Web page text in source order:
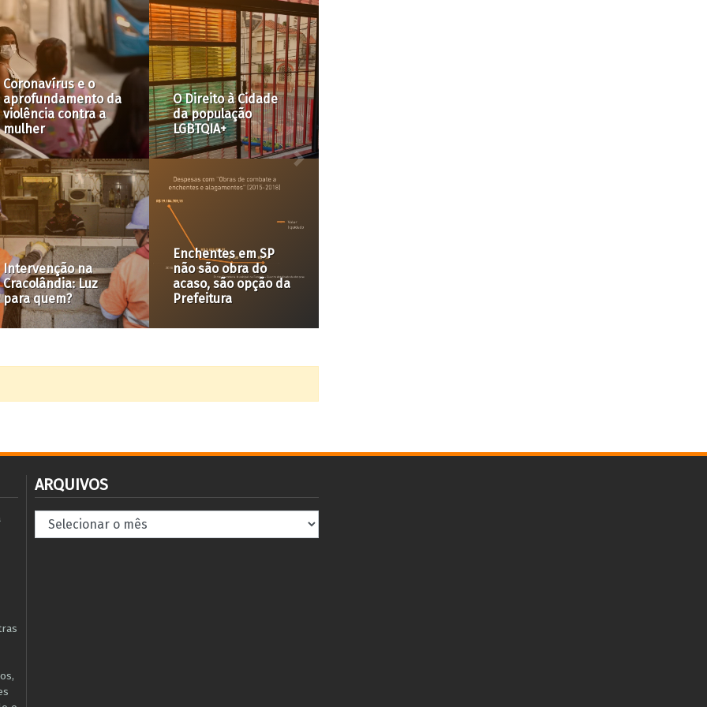
A Cidade é Nossa
com Raquel Rolnik
#20: Por que a
campanha
#despejozero
durante a
pandemia?
Pesquisa mapeia
Valores de Terreno
em São Paulo
A Cidade é Nossa
com Raquel Rolnik
#11: Os 60 anos de
Brasília
COP30 em Belém:
entre um novo
paradigma e o “mais
do mesmo”
ARQUIVOS
Arquivos